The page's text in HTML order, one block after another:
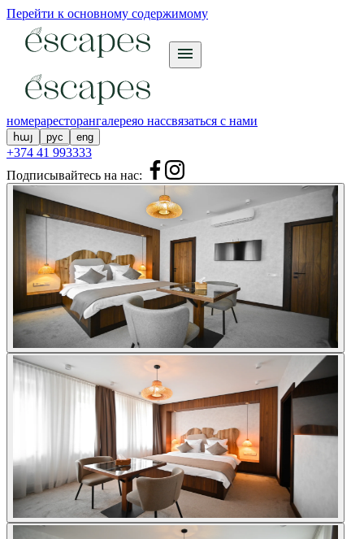
Перейти к основному содержимому
номераресторангалереяо нассвязаться с нами
հայ рус eng
+374 41 993333
Подписывайтесь на нас: